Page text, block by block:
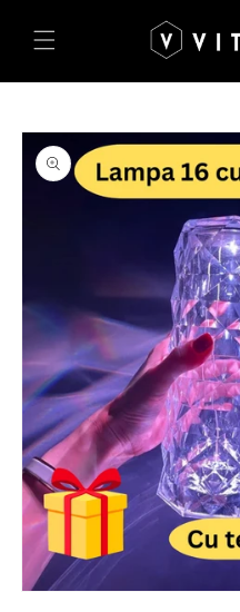
conținut
informațiile
despre
produs